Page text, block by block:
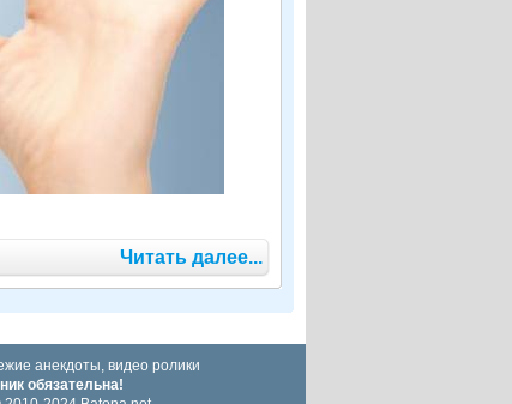
Читать далее...
анекдоты, видео ролики
обязательна!